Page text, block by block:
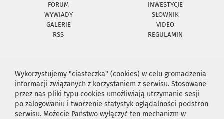
FORUM
INWESTYCJE
WYWIADY
SŁOWNIK
GALERIE
VIDEO
RSS
REGULAMIN
Wykorzystujemy "ciasteczka" (cookies) w celu gromadzenia
informacji związanych z korzystaniem z serwisu. Stosowane
przez nas pliki typu cookies umożliwiają utrzymanie sesji
po zalogowaniu i tworzenie statystyk oglądalności podstron
serwisu. Możecie Państwo wyłączyć ten mechanizm w